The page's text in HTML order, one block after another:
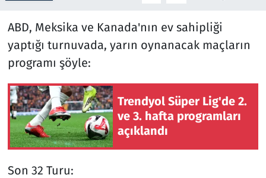
ABD, Meksika ve Kanada'nın ev sahipliği
yaptığı turnuvada, yarın oynanacak maçların
programı şöyle:
Trendyol Süper Lig'de 2.
ve 3. hafta programları
açıklandı
Son 32 Turu:
Seçim 2023
Teknoloji ve Bilim
Televizyon